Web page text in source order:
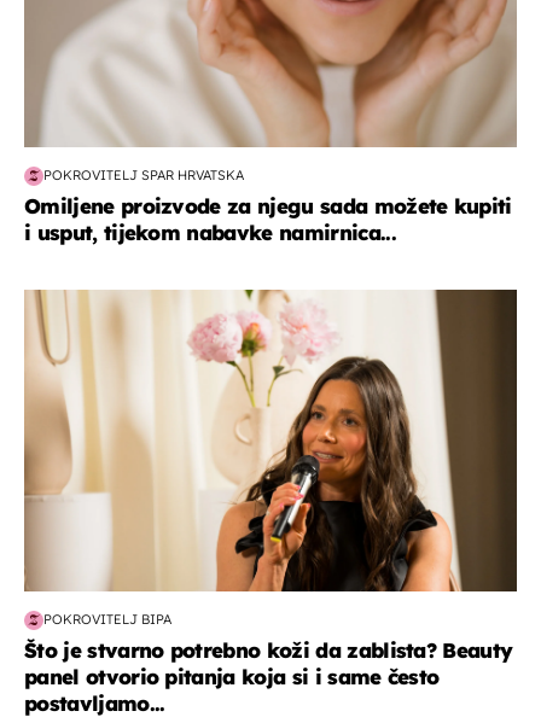
POKROVITELJ SPAR HRVATSKA
Omiljene proizvode za njegu sada možete kupiti
i usput, tijekom nabavke namirnica...
moda & ljepota
POKROVITELJ BIPA
Što je stvarno potrebno koži da zablista? Beauty
panel otvorio pitanja koja si i same često
postavljamo...